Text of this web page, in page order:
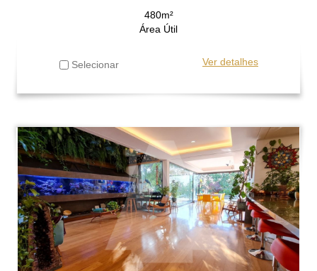
480m²
Área Útil
Selecionar Ver detalhes